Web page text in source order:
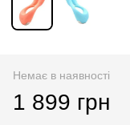
Немає в наявності
1 899 грн